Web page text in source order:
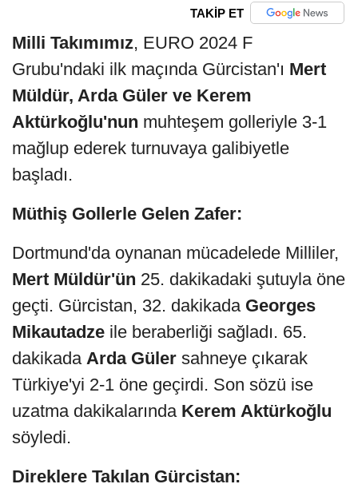
TAKİP ET
Milli Takımımız, EURO 2024 F
Grubu'ndaki ilk maçında Gürcistan'ı Mert
Müldür, Arda Güler ve Kerem
Aktürkoğlu'nun muhteşem golleriyle 3-1
mağlup ederek turnuvaya galibiyetle
başladı.
Müthiş Gollerle Gelen Zafer:
Dortmund'da oynanan mücadelede Milliler,
Mert Müldür'ün 25. dakikadaki şutuyla öne
geçti. Gürcistan, 32. dakikada Georges
Mikautadze ile beraberliği sağladı. 65.
dakikada Arda Güler sahneye çıkarak
Türkiye'yi 2-1 öne geçirdi. Son sözü ise
uzatma dakikalarında Kerem Aktürkoğlu
söyledi.
Direklere Takılan Gürcistan: